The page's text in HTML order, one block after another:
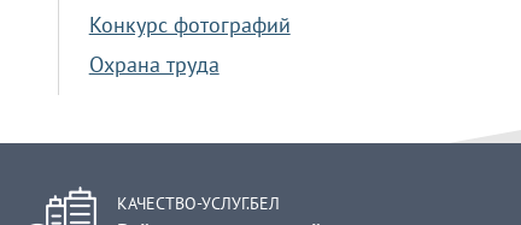
Конкурс фотографий
Охрана труда
КАЧЕСТВО-УСЛУГ.БЕЛ